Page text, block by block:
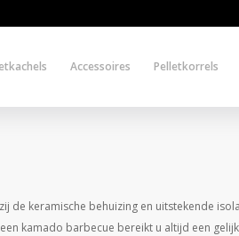
Accessoires Pelletkorrels
de keramische behuizing en uitstekende
kamado barbecue bereikt u altijd een